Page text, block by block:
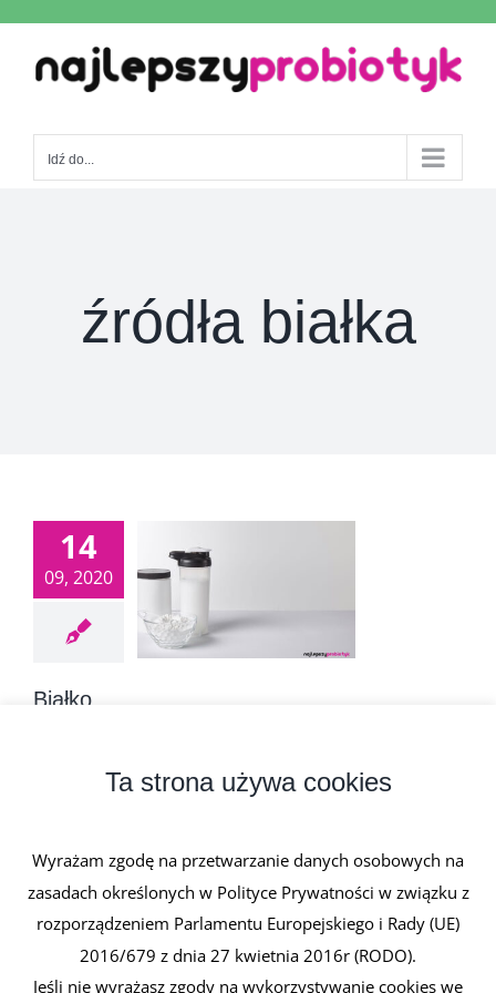
content
Idź do...
źródła białka
14
09, 2020
Białko
Białko to związek organiczny występujący we
Czytaj dalej
Ta strona używa cookies
Wyrażam zgodę na przetwarzanie danych osobowych na
zasadach określonych w Polityce Prywatności w związku z
rozporządzeniem Parlamentu Europejskiego i Rady (UE)
2016/679 z dnia 27 kwietnia 2016r (RODO).
Jeśli nie wyrażasz zgody na wykorzystywanie cookies we